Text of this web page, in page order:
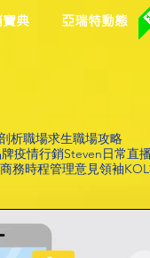
典 亞瑞特動態
析職場求生職場攻略
疫情行銷Steven日常直
務時程管理意見領袖KOL